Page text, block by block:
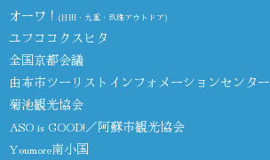
オーワ！ (日田・九重・玖珠アウトドア)
ユフココクスヒタ
全国京都会議
由布市ツーリストインフォメーションセンター
菊池観光協会
ASO is GOOD!／阿蘇市観光協会
Youmore南小国